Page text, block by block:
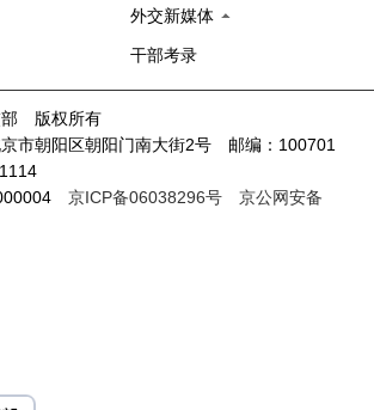
外交新媒体
干部考录
部 版权所有
市朝阳区朝阳门南大街2号 邮编：100701
京ICP备06038296号
京公网安备